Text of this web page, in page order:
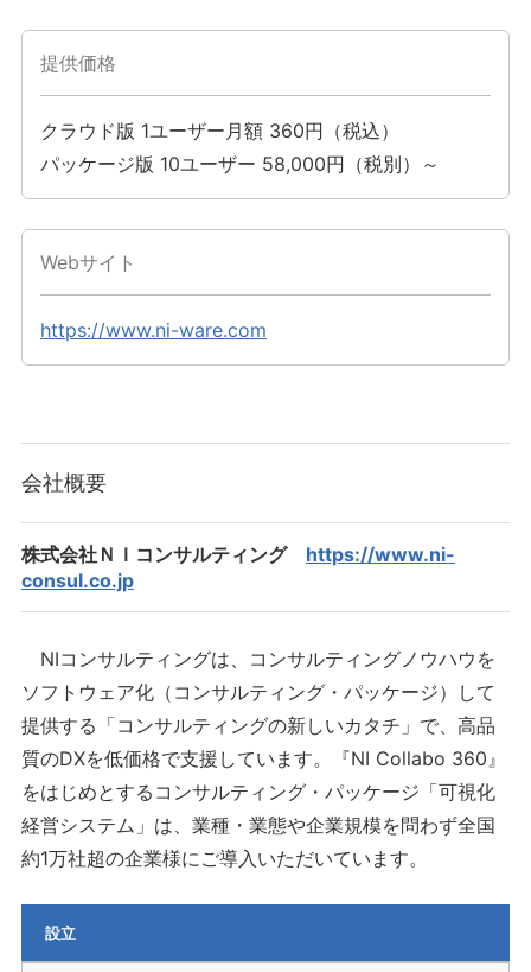
提供価格
クラウド版 1ユーザー月額 360円（税込）
パッケージ版 10ユーザー 58,000円（税別）～
Webサイト
https://www.ni-ware.com
会社概要
株式会社ＮＩコンサルティング https://www.ni-
consul.co.jp
NIコンサルティングは、コンサルティングノウハウを
ソフトウェア化（コンサルティング・パッケージ）して
提供する「コンサルティングの新しいカタチ」で、高品
質のDXを低価格で支援しています。『NI Collabo 360』
をはじめとするコンサルティング・パッケージ「可視化
経営システム」は、業種・業態や企業規模を問わず全国
約1万社超の企業様にご導入いただいています。
設立